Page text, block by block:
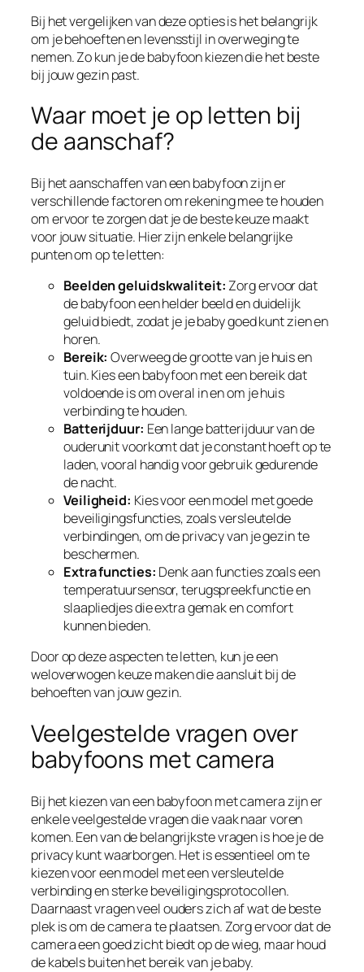
Bij het vergelijken van deze opties is het belangrijk
om je behoeften en levensstijl in overweging te
nemen. Zo kun je de babyfoon kiezen die het beste
bij jouw gezin past.
Waar moet je op letten bij
de aanschaf?
Bij het aanschaffen van een babyfoon zijn er
verschillende factoren om rekening mee te houden
om ervoor te zorgen dat je de beste keuze maakt
voor jouw situatie. Hier zijn enkele belangrijke
punten om op te letten:
Beelden geluidskwaliteit: Zorg ervoor dat
de babyfoon een helder beeld en duidelijk
geluid biedt, zodat je je baby goed kunt zien en
horen.
Bereik: Overweeg de grootte van je huis en
tuin. Kies een babyfoon met een bereik dat
voldoende is om overal in en om je huis
verbinding te houden.
Batterijduur: Een lange batterijduur van de
ouderunit voorkomt dat je constant hoeft op te
laden, vooral handig voor gebruik gedurende
de nacht.
Veiligheid: Kies voor een model met goede
beveiligingsfuncties, zoals versleutelde
verbindingen, om de privacy van je gezin te
beschermen.
Extra functies: Denk aan functies zoals een
temperatuursensor, terugspreekfunctie en
slaapliedjes die extra gemak en comfort
kunnen bieden.
Door op deze aspecten te letten, kun je een
weloverwogen keuze maken die aansluit bij de
behoeften van jouw gezin.
Veelgestelde vragen over
babyfoons met camera
Bij het kiezen van een babyfoon met camera zijn er
enkele veelgestelde vragen die vaak naar voren
komen. Een van de belangrijkste vragen is hoe je de
privacy kunt waarborgen. Het is essentieel om te
kiezen voor een model met een versleutelde
verbinding en sterke beveiligingsprotocollen.
Daarnaast vragen veel ouders zich af wat de beste
plek is om de camera te plaatsen. Zorg ervoor dat de
camera een goed zicht biedt op de wieg, maar houd
de kabels buiten het bereik van je baby.